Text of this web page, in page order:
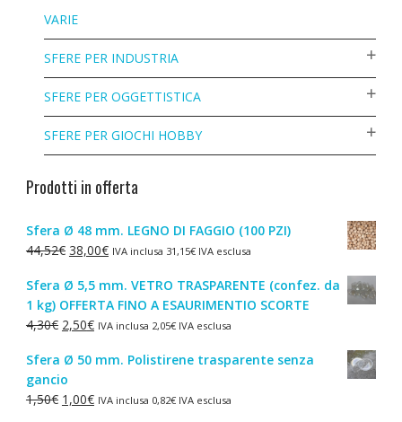
VARIE
SFERE PER INDUSTRIA
SFERE PER OGGETTISTICA
SFERE PER GIOCHI HOBBY
Prodotti in offerta
Sfera Ø 48 mm. LEGNO DI FAGGIO (100 PZI)
44,52€ Il
originale
era:
44,52€.
38,00€Il
attuale
è:
38,00€.
IVA inclusa 31,15€IVA esclusa
Sfera Ø 5,5 mm. VETRO TRASPARENTE (confez. da
1 kg) OFFERTA FINO A ESAURIMENTIO SCORTE
4,30€ Il
originale
era:
4,30€.
2,50€Il
attuale
2,50€.
IVA inclusa 2,05€IVA esclusa
Sfera Ø 50 mm. Polistirene trasparente senza
gancio
1,50€ Il1,00€IlIVA inclusa 0,82€IVA esclusa